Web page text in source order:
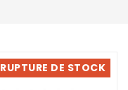
RUPTURE DE STOCK